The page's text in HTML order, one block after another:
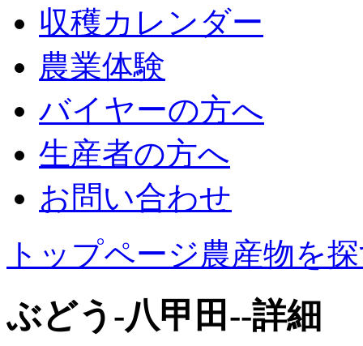
収穫カレンダー
農業体験
バイヤーの方へ
生産者の方へ
お問い合わせ
トップページ農産物を
ぶどう-八甲田--詳細